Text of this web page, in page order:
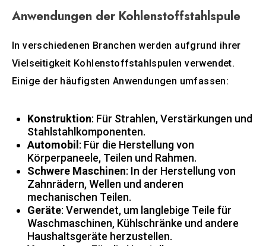
Anwendungen der Kohlenstoffstahlspule
In verschiedenen Branchen werden aufgrund ihrer
Vielseitigkeit Kohlenstoffstahlspulen verwendet.
Einige der häufigsten Anwendungen umfassen:
Konstruktion: Für Strahlen, Verstärkungen und
Stahlstahlkomponenten.
Automobil : Für die Herstellung von
Körperpaneele, Teilen und Rahmen.
Schwere Maschinen: In der Herstellung von
Zahnrädern, Wellen und anderen
mechanischen Teilen.
Geräte: Verwendet, um langlebige Teile für
Waschmaschinen, Kühlschränke und andere
Haushaltsgeräte herzustellen.